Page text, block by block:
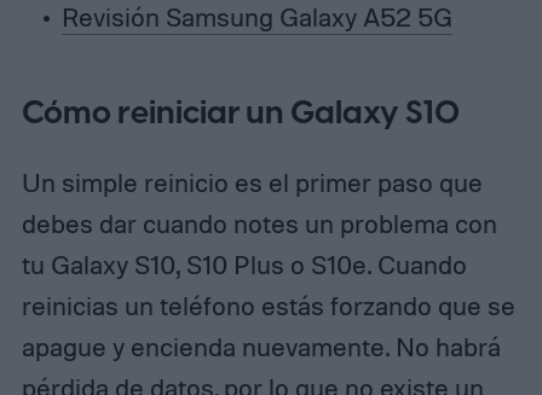
Revisión Samsung Galaxy A52 5G
Cómo reiniciar un Galaxy S10
Un simple reinicio es el primer paso que
debes dar cuando notes un problema con
tu Galaxy S10, S10 Plus o S10e. Cuando
reinicias un teléfono estás forzando que se
apague y encienda nuevamente. No habrá
pérdida de datos, por lo que no existe un